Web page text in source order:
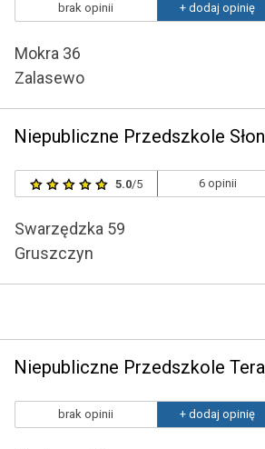
brak opinii + dodaj opinię
Mokra 36
Zalasewo
Niepubliczne Przedszkole
5.0/5 6 opinii
Swarzędzka 59
Gruszczyn
brak opinii + dodaj opinię